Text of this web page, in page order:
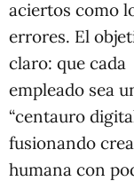
aciertos como
errores. El
claro: que cada
empleado sea
“centauro
fusionando
humana con